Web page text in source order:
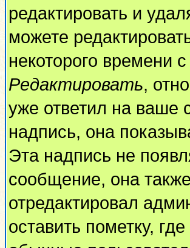
редактировать и
можете
некоторого времени
Редактировать,
уже ответил на ваше
надпись, она
Эта надпись не
сообщение, она
отредактировал
оставить пометку,